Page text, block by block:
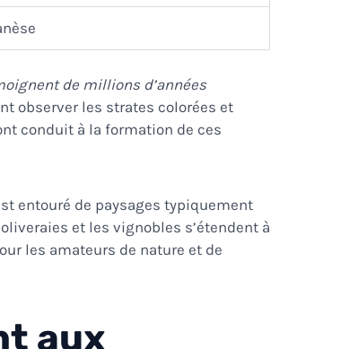
de millions d’années
observer les strates colorées et
conduit à la formation de ces
entouré de paysages typiquement
et les vignobles s’étendent à
les amateurs de nature et de
aux